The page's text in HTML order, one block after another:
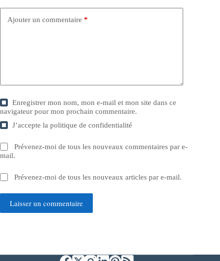
Ajouter un commentaire *
Enregistrer mon nom, mon e-mail et mon site dans ce
navigateur pour mon prochain commentaire.
J’accepte lapolitique de confidentialité
Prévenez-moi de tous les nouveaux commentaires par e-
mail.
Prévenez-moi de tous les nouveaux articles par e-mail.
Laisser un commentaire